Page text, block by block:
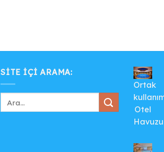
SITE IÇI ARAMA:
Ortak
Otel
Havuzu